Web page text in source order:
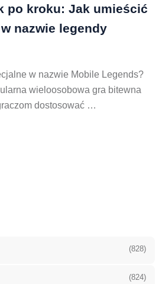
po kroku: Jak umieścić
nazwie legendy
w nazwie Mobile Legends?
wieloosobowa gra bitewna
dostosować …
(828)
(824)